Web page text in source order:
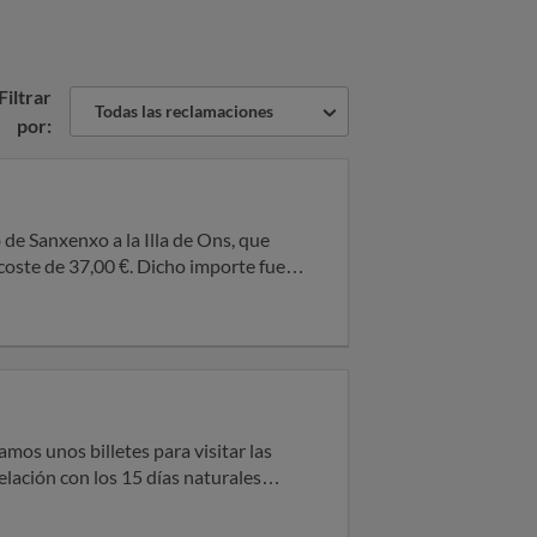
Filtrar
por:
Todas las reclamaciones
de hora o fecha de reservas
servicios-maritimos-
con los 15 días naturales
al email disponible en la página
disponible en la página de la